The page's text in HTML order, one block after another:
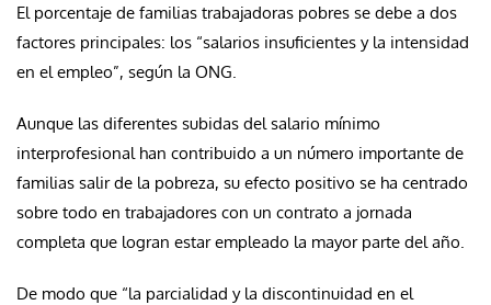
El porcentaje de familias trabajadoras pobres se debe a dos
factores principales: los “salarios insuficientes y la intensidad
en el empleo”, según la ONG.
Aunque las diferentes subidas del salario mínimo
interprofesional han contribuido a un número importante de
familias salir de la pobreza, su efecto positivo se ha centrado
sobre todo en trabajadores con un contrato a jornada
completa que logran estar empleado la mayor parte del año.
De modo que “la parcialidad y la discontinuidad en el